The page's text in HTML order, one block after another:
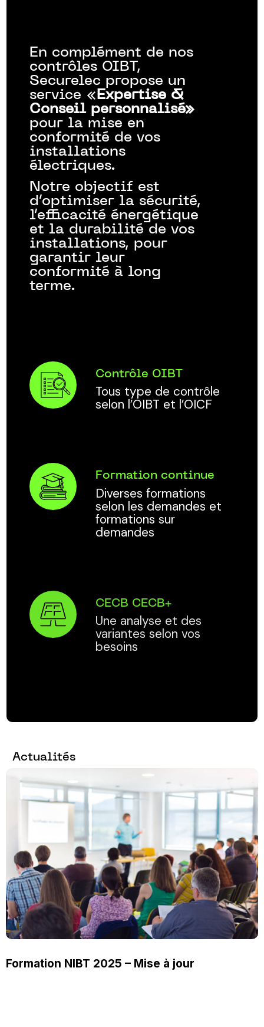
En complément de nos
contrôles OIBT,
Securelec propose un
service « Expertise &
Conseil personnalisé»
pour la mise en
conformité de vos
installations
électriques.
Notre objectif est
d’optimiser la sécurité,
l’efficacité énergétique
et la durabilité de vos
installations, pour
garantir leur
conformité à long
terme.
Contrôle OIBT
Tous type de contrôle
selon l’OIBT et l’OICF
Formation continue
Diverses formations
selon les demandes et
formations sur
demandes
CECB CECB+
Une analyse et des
variantes selon vos
besoins
Actualités
Formation NIBT 2025 – Mise à jour